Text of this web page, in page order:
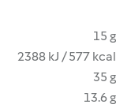
15 g
2388 kJ / 577 kcal
35 g
13.6 g